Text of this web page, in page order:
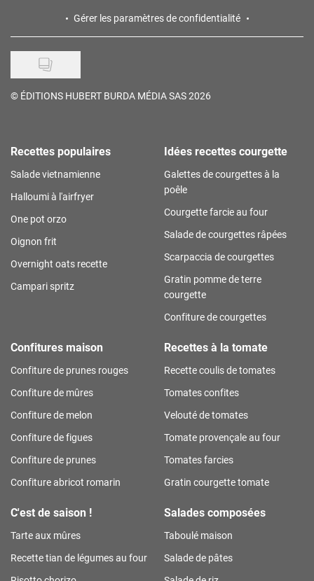
Gérer les paramètres de confidentialité
© ÉDITIONS HUBERT BURDA MÉDIA SAS 2026
Recettes populaires
Salade vietnamienne
Halloumi à l'airfryer
One pot orzo
Oignon frit
Overnight oats recette
Campari spritz
Idées recettes courgette
Galettes de courgettes à la
poêle
Courgette farcie au four
Salade de courgettes râpées
Scarpaccia de courgettes
Gratin pomme de terre
courgette
Confiture de courgettes
Confitures maison
Confiture de prunes rouges
Confiture de mûres
Confiture de melon
Confiture de figues
Confiture de prunes
Confiture abricot romarin
Recettes à la tomate
Recette coulis de tomates
Tomates confites
Velouté de tomates
Tomate provençale au four
Tomates farcies
Gratin courgette tomate
C'est de saison !
Tarte aux mûres
Recette tian de légumes au four
Salades composées
Taboulé maison
Salade de pâtes